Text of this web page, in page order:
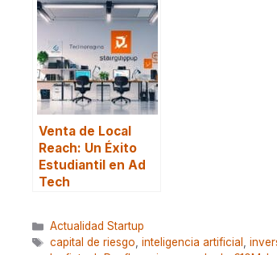
Venta de Local
Reach: Un Éxito
Estudiantil en Ad
Tech
Categorías
Actualidad Startup
Etiquetas
capital de riesgo, inteligencia artificial ,